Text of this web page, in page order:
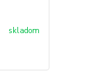
skladom